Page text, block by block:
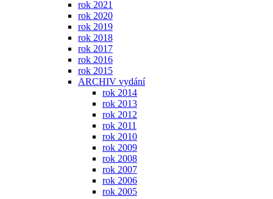
rok 2021
rok 2020
rok 2019
rok 2018
rok 2017
rok 2016
rok 2015
ARCHIV vydání
rok 2014
rok 2013
rok 2012
rok 2011
rok 2010
rok 2009
rok 2008
rok 2007
rok 2006
rok 2005